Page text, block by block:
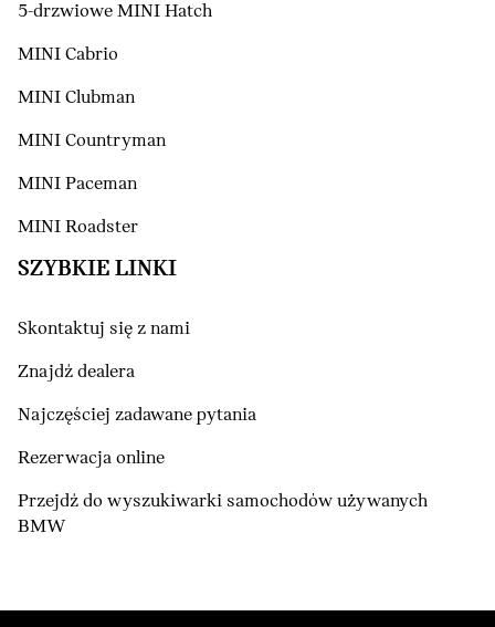
5-drzwiowe MINI Hatch
MINI Cabrio
MINI Clubman
MINI Countryman
MINI Paceman
MINI Roadster
SZYBKIE LINKI
Skontaktuj się z nami
Znajdź dealera
Najczęściej zadawane pytania
Rezerwacja online
Przejdź do wyszukiwarki samochodów używanych
BMW